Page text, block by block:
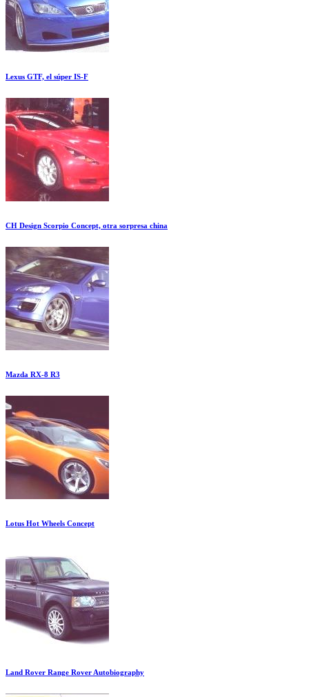
Lexus GTF, el súper IS-F
CH Design Scorpio Concept, otra sorpresa china
Mazda RX-8 R3
Lotus Hot Wheels Concept
Land Rover Range Rover Autobiography